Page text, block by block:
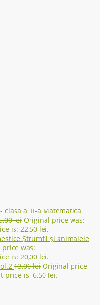
Matematica
lei Original price was:
is: 22,50 lei.
Ștrumfii și animalele
was:
is: 20,00 lei.
13,00lei Original price
price is: 6,50 lei.